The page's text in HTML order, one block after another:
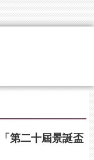
第二十屆景誕盃